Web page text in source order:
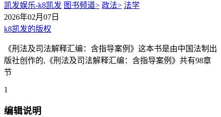
凯发娱乐-k8凯发 图书频道> 政法> 法学
2026年02月07日
k8凯发的版权
《刑法及司法解释汇编：含指导案例》这本书是由中国法制出
版社创作的,《刑法及司法解释汇编：含指导案例》共有98章
节
1
编辑说明